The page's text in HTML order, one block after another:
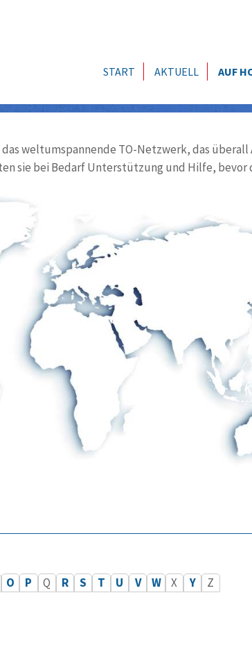
START AKTUELL AUF
weltumspannende TO-Netzwerk, das
sie bei Bedarf Unterstützung und Hilfe, bevor
O P Q R S T U V W X Y Z